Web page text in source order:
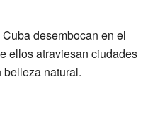
desembocan en el
ellos atraviesan ciudades
belleza natural.